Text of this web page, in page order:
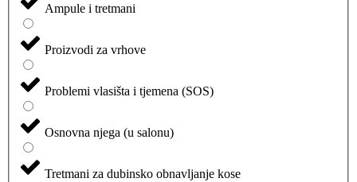
Ampule i tretmani
Proizvodi za vrhove
Problemi vlasišta i tjemena (SOS)
Osnovna njega (u salonu)
Tretmani za dubinsko obnavljanje kose